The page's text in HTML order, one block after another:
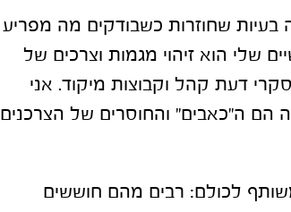
בעיות שחוזרות כשבודקים מה מפריע
שלי הוא זיהוי מגמות וצרכים של
דעת קהל וקבוצות מיקוד. אני
הם ה"כאבים" והחוסרים של הצרכנים
לכולם: רבים מהם חוששים